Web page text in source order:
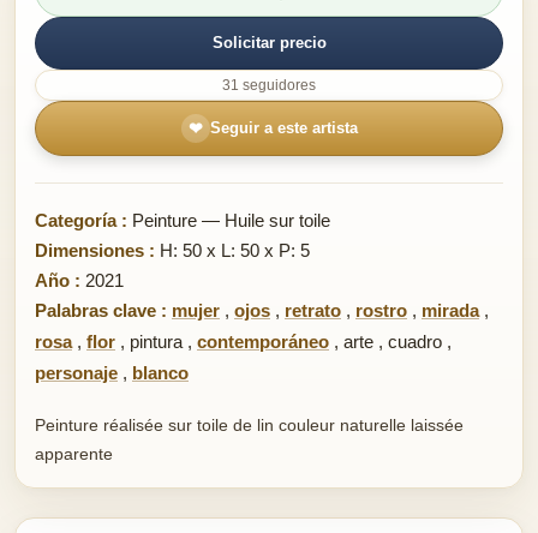
Solicitar precio
31 seguidores
❤ Seguir a este artista
Categoría : Peinture — Huile sur toile
Dimensiones : H: 50 x L: 50 x P: 5
Año : 2021
Palabras clave : mujer , ojos , retrato , rostro , mirada,
rosa, flor , pintura , contemporáneo , arte , cuadro ,
personaje , blanco
Peinture réalisée sur toile de lin couleur naturelle laissée
apparente